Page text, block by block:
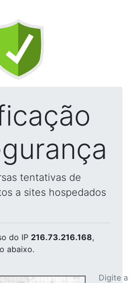
tentativas de
a sites hospedados
do IP 216.73.216.168,
abaixo.
Digite